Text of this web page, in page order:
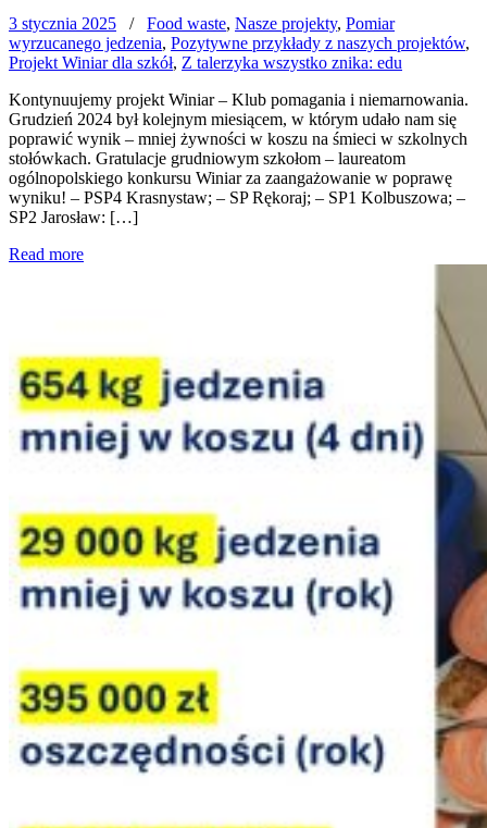
3 stycznia 2025 / Food waste, Nasze projekty, Pomiar
wyrzucanego jedzenia, Pozytywne przykłady z naszych projektów,
Projekt Winiar dla szkół, Z talerzyka wszystko znika: edu
Kontynuujemy projekt Winiar – Klub pomagania i niemarnowania.
Grudzień 2024 był kolejnym miesiącem, w którym udało nam się
poprawić wynik – mniej żywności w koszu na śmieci w szkolnych
stołówkach. Gratulacje grudniowym szkołom – laureatom
ogólnopolskiego konkursu Winiar za zaangażowanie w poprawę
wyniku! – PSP4 Krasnystaw; – SP Rękoraj; – SP1 Kolbuszowa; –
SP2 Jarosław: […]
Read more